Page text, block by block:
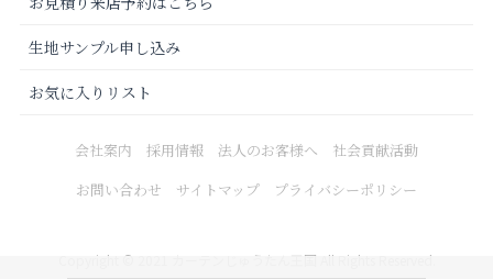
生地サンプル申し込み
お気に入りリスト
会社案内 採用情報 法人のお客様へ
社会貢献活動
お問い合わせ
サイトマップ プライバシーポリシー
Copyright © 2021 カーテンじゅうたん王国 All Rights Reserved.